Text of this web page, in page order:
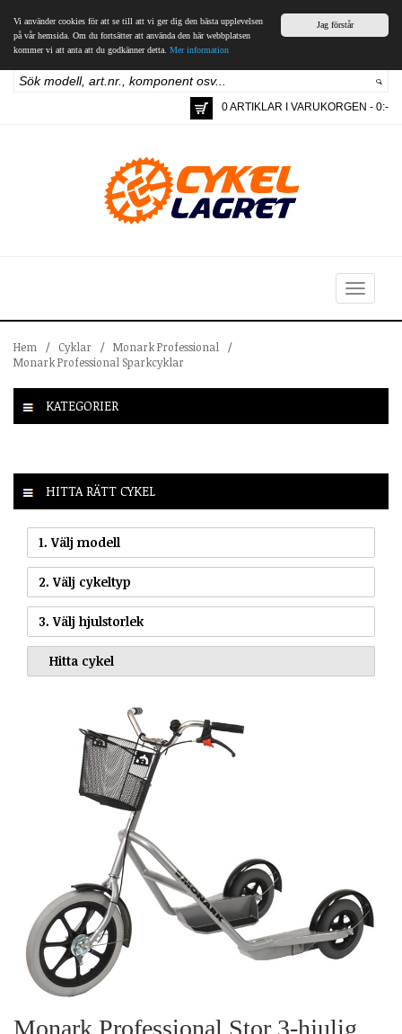
Jag förstår
Vi använder cookies för att se till att vi ger dig den bästa upplevelsen
på vår hemsida. Om du fortsätter att använda den här webbplatsen
kommer vi att anta att du godkänner detta. Mer information
0 ARTIKLAR I VARUKORGEN - 0:-
Toggle
navigation
Hem / Cyklar / Monark Professional
/
Monark Professional Sparkcyklar
KATEGORIER
HITTA RÄTT CYKEL
1. Välj modell
2. Välj cykeltyp
3. Välj hjulstorlek